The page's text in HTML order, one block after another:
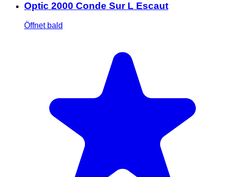
Optic 2000 Conde Sur L Escaut
Öffnet bald